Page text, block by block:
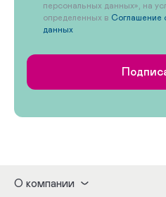
персональных данных», на
определенных в Соглашение
данных
О компании